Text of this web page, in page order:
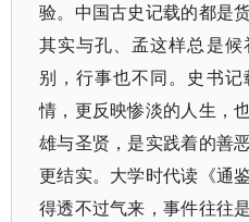
验。中国古史记载的都是
其实与孔、孟这样总是
别，行事也不同。史书
情，更反映惨淡的人生，
雄与圣贤，是实践着的善
更结实。大学时代读《通
得透不过气来，事件往往